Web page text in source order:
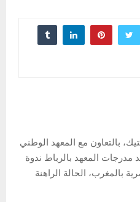
بالتعاون مع المعهد الوطني
مدرجات المعهد بالرباط ندوة
بالمغرب، الحالة الراهنة